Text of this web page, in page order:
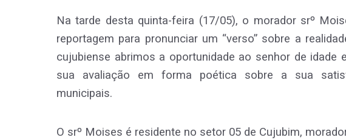
Na tarde desta quinta-feira (17/05), o morador srº
reportagem para pronunciar um “verso” sobre a
cujubiense abrimos a oportunidade ao senhor de idade
sua avaliação em forma poética sobre a sua
municipais.
O srº Moises é residente no setor 05 de Cujubim,